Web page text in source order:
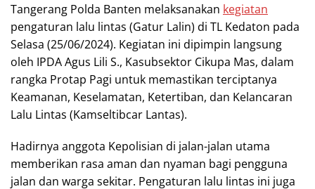
Tangerang Polda Banten melaksanakan kegiatan
pengaturan lalu lintas (Gatur Lalin) di TL Kedaton pada
Selasa (25/06/2024). Kegiatan ini dipimpin langsung
oleh IPDA Agus Lili S., Kasubsektor Cikupa Mas, dalam
rangka Protap Pagi untuk memastikan terciptanya
Keamanan, Keselamatan, Ketertiban, dan Kelancaran
Lalu Lintas (Kamseltibcar Lantas).
Hadirnya anggota Kepolisian di jalan-jalan utama
memberikan rasa aman dan nyaman bagi pengguna
jalan dan warga sekitar. Pengaturan lalu lintas ini juga